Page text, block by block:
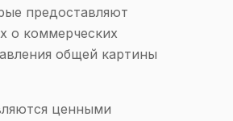
предоставляют
о коммерческих
общей картины
ценными